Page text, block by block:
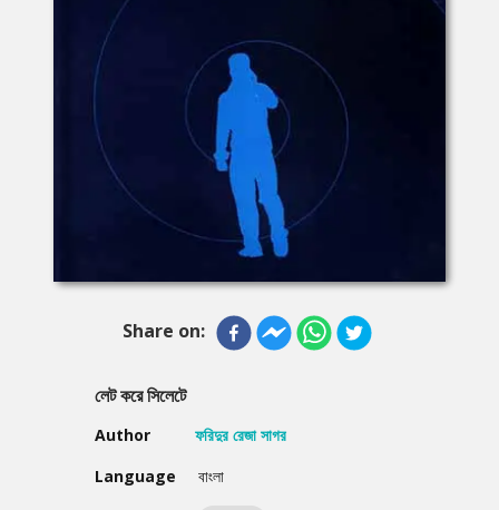
Share on:
লেট করে সিলেটে
Author
ফরিদুর রেজা সাগর
Language
বাংলা